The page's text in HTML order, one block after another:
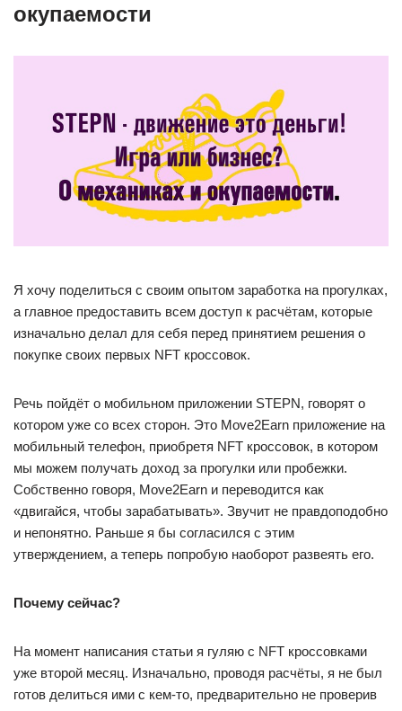
окупаемости ⁠ ⁠
Я хочу поделиться с своим опытом заработка на прогулках,
а главное предоставить всем доступ к расчётам, которые
изначально делал для себя перед принятием решения о
покупке своих первых NFT кроссовок.
Речь пойдёт о мобильном приложении STEPN, говорят о
котором уже со всех сторон. Это Move2Earn приложение на
мобильный телефон, приобретя NFT кроссовок, в котором
мы можем получать доход за прогулки или пробежки.
Собственно говоря, Move2Earn и переводится как
«двигайся, чтобы зарабатывать». Звучит не правдоподобно
и непонятно. Раньше я бы согласился с этим
утверждением, а теперь попробую наоборот развеять его.
Почему сейчас?
На момент написания статьи я гуляю с NFT кроссовками
уже второй месяц. Изначально, проводя расчёты, я не был
готов делиться ими с кем-то, предварительно не проверив